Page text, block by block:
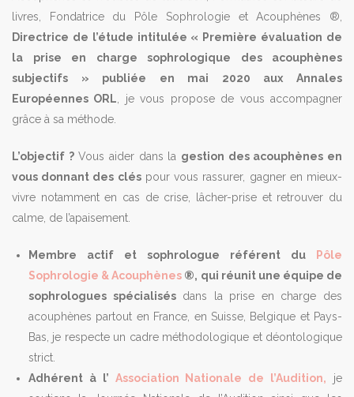
livres, Fondatrice du Pôle Sophrologie et Acouphènes ®,
Directrice de l’étude intitulée « Première évaluation de
la prise en charge sophrologique des acouphènes
subjectifs » publiée en mai 2020 aux Annales
Européennes ORL , je vous propose de vous accompagner
grâce à sa méthode.
L’objectif ?Vous aider dans la gestion des acouphènes en
vous donnant des cléspour vous rassurer, gagner en mieux-
vivre notamment en cas de crise, lâcher-prise et retrouver du
calme, de l’apaisement.
Membre actif et sophrologue référent du Pôle
Sophrologie & Acouphènes ®, qui réunit une équipe de
sophrologues spécialisésdans la prise en charge des
acouphènes partout en France, en Suisse, Belgique et Pays-
Bas, je respecte un cadre méthodologique et déontologique
strict.
Adhérent à l’ Association Nationale de l’Audition, je